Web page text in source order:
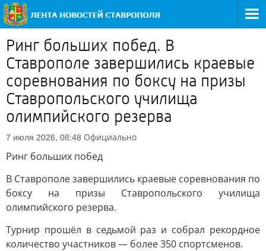
Ринг больших побед. В
Ставрополе завершились краевые
соревнования по боксу на призы
Ставропольского училища
олимпийского резерва
7 июля 2026, 08:48 Официально
Ринг больших побед
В Ставрополе завершились краевые соревнования по
боксу на призы Ставропольского училища
олимпийского резерва.
Турнир прошёл в седьмой раз и собрал рекордное
количество участников — более 350 спортсменов.